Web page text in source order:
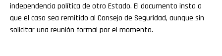
independencia política de otro Estado. El documento insta a
que el caso sea remitido al Consejo de Seguridad, aunque sin
solicitar una reunión formal por el momento.